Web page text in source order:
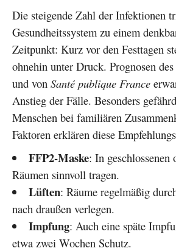
Die steigende Zahl der Infektionen
Gesundheitssystem zu einem
Zeitpunkt: Kurz vor den Festtagen
ohnehin unter Druck. Prognosen des
und von Santé publique France
Anstieg der Fälle. Besonders
Menschen bei familiären
Faktoren erklären diese
FFP2-Maske: In geschlossenen
Räumen sinnvoll tragen.
Lüften: Räume regelmäßig
nach draußen verlegen.
Impfung: Auch eine späte
etwa zwei Wochen Schutz.